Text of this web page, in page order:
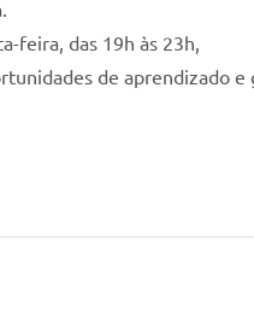
feira, das 19h às 23h,
de aprendizado e